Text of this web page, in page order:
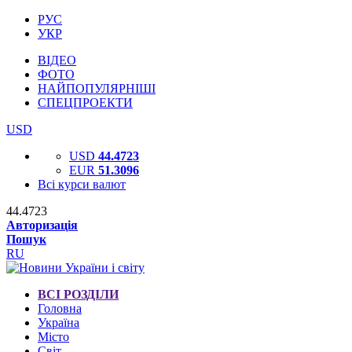
РУС
УКР
ВІДЕО
ФОТО
НАЙПОПУЛЯРНІШІ
СПЕЦПРОЕКТИ
USD
USD 44.4723
EUR 51.3096
Всі курси валют
44.4723
Авторизація
Пошук
RU
ВСІ РОЗДІЛИ
Головна
Україна
Місто